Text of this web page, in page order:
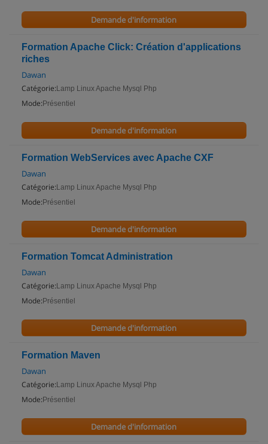
Demande d'information
Formation Apache Click: Création d'applications
riches
Dawan
Catégorie: Lamp Linux Apache Mysql Php
Mode: Présentiel
Demande d'information
Formation WebServices avec Apache CXF
Dawan
Catégorie: Lamp Linux Apache Mysql Php
Mode: Présentiel
Demande d'information
Formation Tomcat Administration
Dawan
Catégorie: Lamp Linux Apache Mysql Php
Mode: Présentiel
Demande d'information
Formation Maven
Dawan
Catégorie: Lamp Linux Apache Mysql Php
Mode: Présentiel
Demande d'information